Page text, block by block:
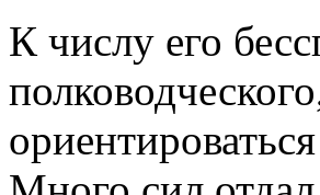
К числу его